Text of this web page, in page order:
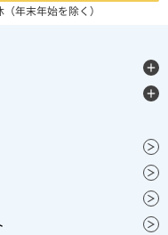
年末年始を除く）